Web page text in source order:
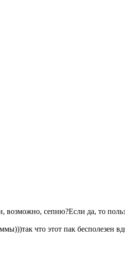
сепию?Если да, то
что этот пак бесполезен